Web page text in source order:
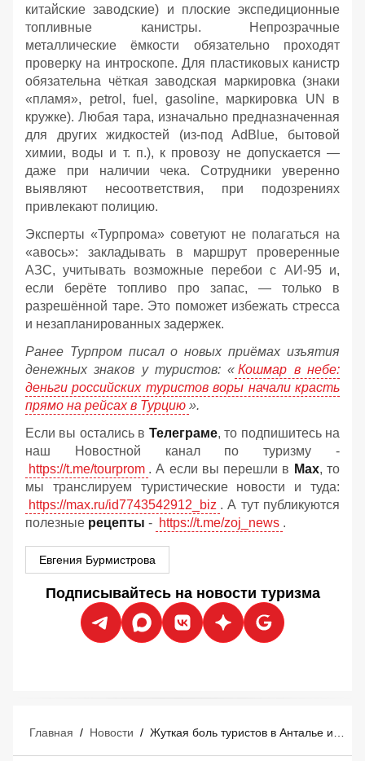
китайские заводские) и плоские экспедиционные
топливные канистры. Непрозрачные
металлические ёмкости обязательно проходят
проверку на интроскопе. Для пластиковых канистр
обязательна чёткая заводская маркировка (знаки
«пламя», petrol, fuel, gasoline, маркировка UN в
кружке). Любая тара, изначально предназначенная
для других жидкостей (из‑под AdBlue, бытовой
химии, воды и т. п.), к провозу не допускается —
даже при наличии чека. Сотрудники уверенно
выявляют несоответствия, при подозрениях
привлекают полицию.
Эксперты «Турпрома» советуют не полагаться на
«авось»: закладывать в маршрут проверенные
АЗС, учитывать возможные перебои с АИ‑95 и,
если берёте топливо про запас, — только в
разрешённой таре. Это поможет избежать стресса
и незапланированных задержек.
Ранее Турпром писал о новых приёмах изъятия
денежных знаков у туристов: « Кошмар в небе:
деньги российских туристов воры начали красть
прямо на рейсах в Турцию ».
Если вы остались в Телеграме, то подпишитесь на
наш Новостной канал по туризму -
https://t.me/tourprom . А если вы перешли в Мах, то
мы транслируем туристические новости и туда:
https://max.ru/id7743542912_biz . А тут публикуются
полезные рецепты - https://t.me/zoj_news .
Евгения Бурмистрова
Подписывайтесь на новости туризма
Главная / Новости / Жуткая боль туристов в Анталье и радость отелей: летний сезон неожиданно изменился